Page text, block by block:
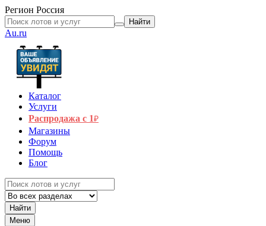
Регион Россия
Найти
Au.ru
Каталог
Услуги
Распродажа с 1₽
Магазины
Форум
Помощь
Блог
Найти
Меню